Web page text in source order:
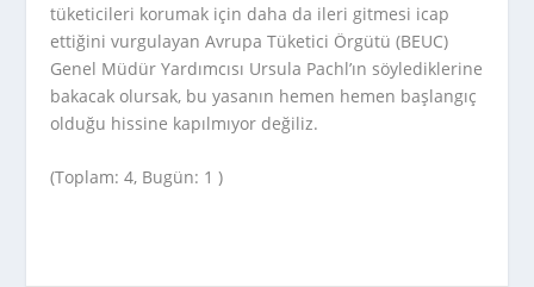
tüketicileri korumak için daha da ileri gitmesi icap
ettiğini vurgulayan Avrupa Tüketici Örgütü (BEUC)
Genel Müdür Yardımcısı Ursula Pachl’ın söylediklerine
bakacak olursak, bu yasanın hemen hemen başlangıç
olduğu hissine kapılmıyor değiliz.
(Toplam: 4, Bugün: 1 )